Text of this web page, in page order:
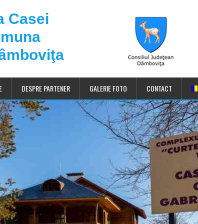
Casei
DESPRE PARTENER GALERIE FOTO CONTACT